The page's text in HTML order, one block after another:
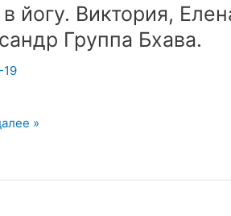
йогу. Виктория,
Группа Бхава.
19
»